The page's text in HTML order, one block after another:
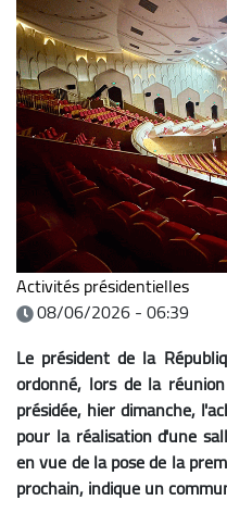
Activités présidentielles
08/06/2026 - 06:39
Le président de la
ordonné, lors de la
présidée, hier dimanche,
pour la réalisation d'une
en vue de la pose de la
prochain, indique un